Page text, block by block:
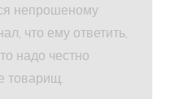
непрошеному
что ему ответить,
надо честно
товарищ.